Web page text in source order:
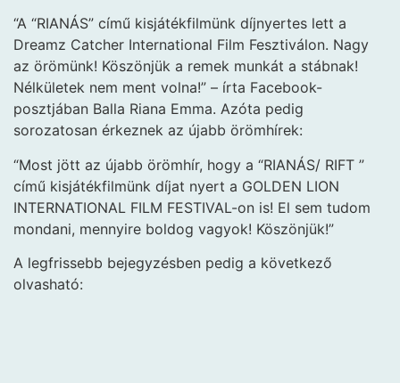
“A “RIANÁS” című kisjátékfilmünk díjnyertes lett a
Dreamz Catcher International Film Fesztiválon. Nagy
az örömünk! Köszönjük a remek munkát a stábnak!
Nélkületek nem ment volna!” – írta Facebook-
posztjában Balla Riana Emma. Azóta pedig
sorozatosan érkeznek az újabb örömhírek:
“Most jött az újabb örömhír, hogy a “RIANÁS/ RIFT ”
című kisjátékfilmünk díjat nyert a GOLDEN LION
INTERNATIONAL FILM FESTIVAL-on is! El sem tudom
mondani, mennyire boldog vagyok! Köszönjük!”
A legfrissebb bejegyzésben pedig a következő
olvasható: